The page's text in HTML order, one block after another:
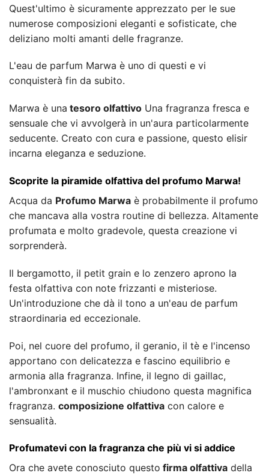
Quest'ultimo è sicuramente apprezzato per le sue
numerose composizioni eleganti e sofisticate, che
deliziano molti amanti delle fragranze.
L'eau de parfum Marwa è uno di questi e vi
conquisterà fin da subito.
Marwa è una tesoro olfattivo Una fragranza fresca e
sensuale che vi avvolgerà in un'aura particolarmente
seducente. Creato con cura e passione, questo elisir
incarna eleganza e seduzione.
Scoprite la piramide olfattiva del profumo Marwa!
Acqua da Profumo Marwa è probabilmente il profumo
che mancava alla vostra routine di bellezza. Altamente
profumata e molto gradevole, questa creazione vi
sorprenderà.
Il bergamotto, il petit grain e lo zenzero aprono la
festa olfattiva con note frizzanti e misteriose.
Un'introduzione che dà il tono a un'eau de parfum
straordinaria ed eccezionale.
Poi, nel cuore del profumo, il geranio, il tè e l'incenso
apportano con delicatezza e fascino equilibrio e
armonia alla fragranza. Infine, il legno di gaillac,
l'ambronxant e il muschio chiudono questa magnifica
fragranza. composizione olfattiva con calore e
sensualità.
Profumatevi con la fragranza che più vi si addice
Ora che avete conosciuto questo firma olfattiva della